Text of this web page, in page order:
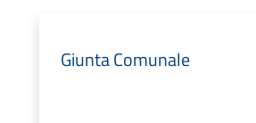
Giunta Comunale